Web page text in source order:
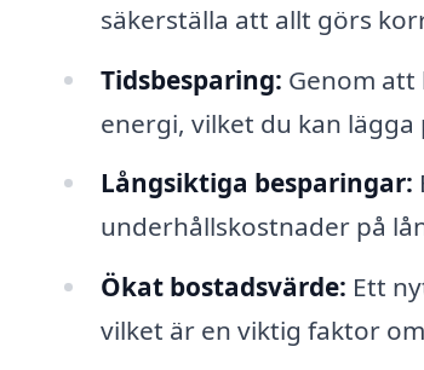
säkerställa att allt görs
Tidsbesparing: Genom
energi, vilket du kan
Långsiktiga besparingar:
underhållskostnader på
Ökat bostadsvärde: Ett
vilket är en viktig faktor